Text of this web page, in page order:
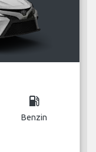
local_gas_station
Benzin